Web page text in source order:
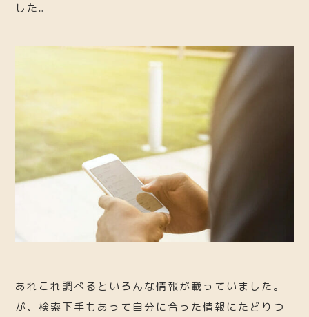
した。
あれこれ調べるといろんな情報が載っていました。
が、検索下手もあって自分に合った情報にたどりつ